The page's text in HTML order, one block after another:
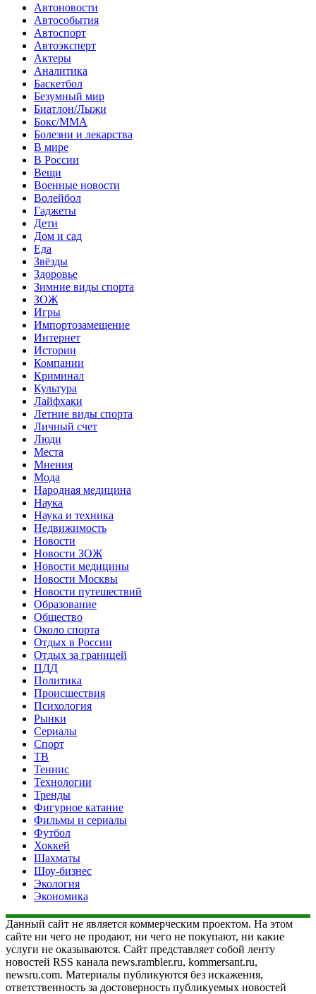
Автоновости
Автособытия
Автоспорт
Автоэксперт
Актеры
Аналитика
Баскетбол
Безумный мир
Биатлон/Лыжи
Бокс/MMA
Болезни и лекарства
В мире
В России
Вещи
Военные новости
Волейбол
Гаджеты
Дети
Дом и сад
Еда
Звёзды
Здоровье
Зимние виды спорта
ЗОЖ
Игры
Импортозамещение
Интернет
Истории
Компании
Криминал
Культура
Лайфхаки
Летние виды спорта
Личный счет
Люди
Места
Мнения
Мода
Народная медицина
Наука
Наука и техника
Недвижимость
Новости
Новости ЗОЖ
Новости медицины
Новости Москвы
Новости путешествий
Образование
Общество
Около спорта
Отдых в России
Отдых за границей
ПДД
Политика
Происшествия
Психология
Рынки
Сериалы
Спорт
ТВ
Теннис
Технологии
Тренды
Фигурное катание
Фильмы и сериалы
Футбол
Хоккей
Шахматы
Шоу-бизнес
Экология
Экономика
Данный сайт не является коммерческим проектом. На этом
сайте ни чего не продают, ни чего не покупают, ни какие
услуги не оказываются. Сайт представляет собой ленту
новостей RSS канала news.rambler.ru, kommersant.ru,
newsru.com. Материалы публикуются без искажения,
ответственность за достоверность публикуемых новостей